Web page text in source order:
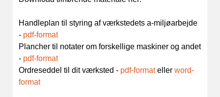
Handleplan til styring af værkstedets a-miljøarbejde
- pdf-format
Plancher til notater om forskellige maskiner og andet
- pdf-format
Ordreseddel til dit værksted - pdf-formateller word-
format